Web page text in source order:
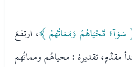
مَّحْيَاهُمْ وَمَمَاتُهُمْ ﴾، ارتفعَ
مقدَّمٍ، تقديرهُ : محياهُم ومماتُهم